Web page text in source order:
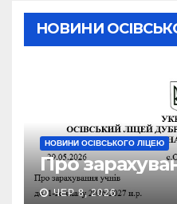
НОВИНИ
НОВИНИ ОСІВСЬКОГО ЛІЦЕЮ
Про
ЧЕР 8, 2026